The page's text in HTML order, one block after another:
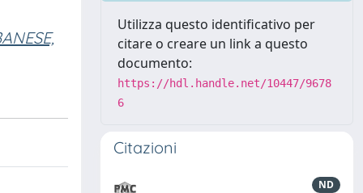
Utilizza questo identificativo per
citare o creare un link a questo
documento:
https://hdl.handle.net/10447/9678
6
Citazioni
ND